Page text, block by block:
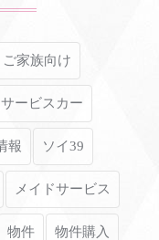
ご家族向け
サービスカー
報 ソイ39
メイドサービス
物件 物件購入